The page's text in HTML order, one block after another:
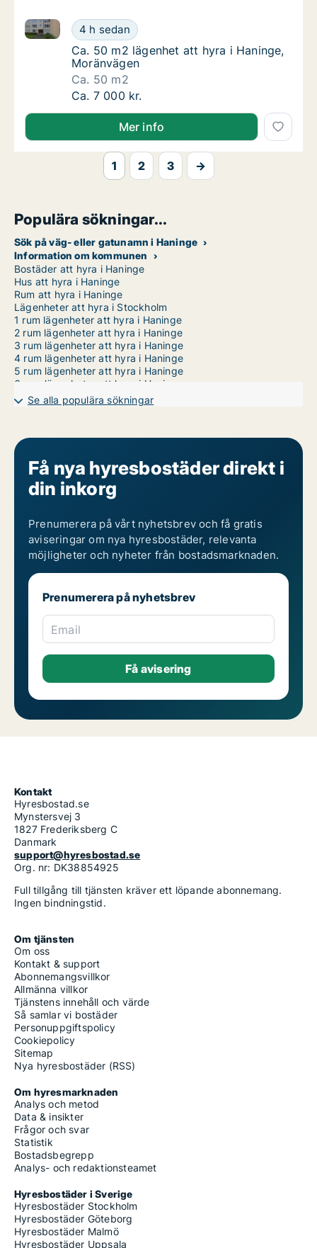
Ca. 50 m2 lägenhet att hyra i Haninge,
4 h sedan
Ca. 50 m2 lägenhet att hyra i Haninge, Moränvägen
Ca. 50 m2 lägenhet att hyra i Haninge,
Ca. 50 m2 lägenhet att hyra i Haninge,
Moränvägen
Ca. 50 m2
Ca. 50 m2 lägenhet att hyra i Haninge,
Ca. 7 000 kr.
Mer info
1 2 3 →
Populära sökningar...
Sök på väg- eller gatunamn i Haninge
Information om kommunen
Bostäder att hyra i Haninge
Hus att hyra i Haninge
Rum att hyra i Haninge
Lägenheter att hyra i Stockholm
1 rum lägenheter att hyra i Haninge
2 rum lägenheter att hyra i Haninge
3 rum lägenheter att hyra i Haninge
4 rum lägenheter att hyra i Haninge
5 rum lägenheter att hyra i Haninge
6 rum lägenheter att hyra i Haninge
7 rum lägenheter att hyra i Haninge
Se alla populära sökningar
Få nya hyresbostäder direkt i
din inkorg
Prenumerera på vårt nyhetsbrev och få gratis
aviseringar om nya hyresbostäder, relevanta
möjligheter och nyheter från bostadsmarknaden.
Prenumerera på nyhetsbrev
Email
Kontakt
Hyresbostad.se
Mynstersvej 3
1827 Frederiksberg C
Danmark
support@hyresbostad.se
Org. nr: DK38854925
Full tillgång till tjänsten kräver ett löpande abonnemang.
Ingen bindningstid.
Om tjänsten
Om oss
Kontakt & support
Abonnemangsvillkor
Allmänna villkor
Tjänstens innehåll och värde
Så samlar vi bostäder
Personuppgiftspolicy
Cookiepolicy
Sitemap
Nya hyresbostäder (RSS)
Om hyresmarknaden
Analys och metod
Data & insikter
Frågor och svar
Statistik
Bostadsbegrepp
Analys- och redaktionsteamet
Hyresbostäder i Sverige
Hyresbostäder Stockholm
Hyresbostäder Göteborg
Hyresbostäder Malmö
Hyresbostäder Uppsala